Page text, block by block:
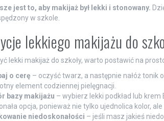
jest to, aby makijaż był lekki i stonowany.
w szkole.
lekkiego makijażu do
lekki makijaż do szkoły, warto postawić na
o cerę – oczyść twarz, a następnie nałóż tonik
element codziennej pielęgnacji.
bazy makijażu – wybierz lekki podkład lub
opcja, ponieważ nie tylko ujednolica kolor,
niedoskonałości – jeśli masz jakieś